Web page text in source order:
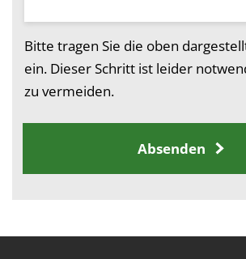
Bitte tragen Sie die oben
ein. Dieser Schritt ist leider
zu vermeiden.
Absenden